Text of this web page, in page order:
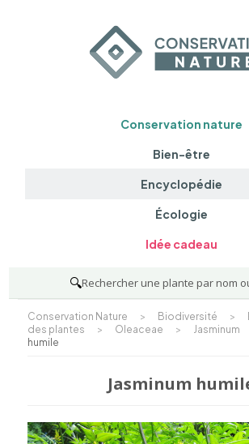
Conservation nature
Bien-être
Encyclopédie
Écologie
Idée cadeau
🔍Rechercher une plante par nom
Conservation Nature > Biodiversité >
des plantes
> Oleaceae > Jasminum
humile
Jasminum